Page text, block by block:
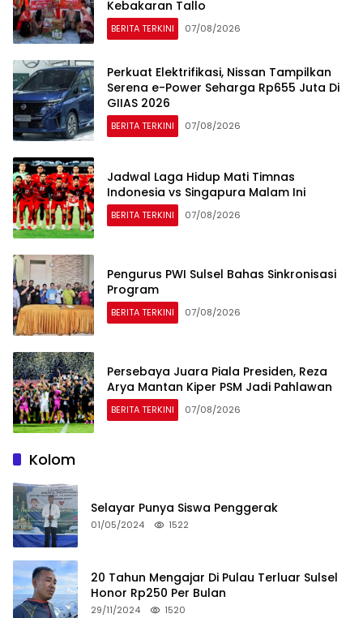
Kebakaran Tallo
BERITA TERKINI 07/08/2026
Perkuat Elektrifikasi, Nissan Tampilkan
Serena e-Power Seharga Rp655 Juta Di
GIIAS 2026
BERITA TERKINI 07/08/2026
Jadwal Laga Hidup Mati Timnas
Indonesia vs Singapura Malam Ini
BERITA TERKINI 07/08/2026
Pengurus PWI Sulsel Bahas Sinkronisasi
Program
BERITA TERKINI 07/08/2026
Persebaya Juara Piala Presiden, Reza
Arya Mantan Kiper PSM Jadi Pahlawan
BERITA TERKINI 07/08/2026
Kolom
Selayar Punya Siswa Penggerak
01/05/2024 1522
20 Tahun Mengajar Di Pulau Terluar Sulsel
Honor Rp250 Per Bulan
29/11/2024 1520